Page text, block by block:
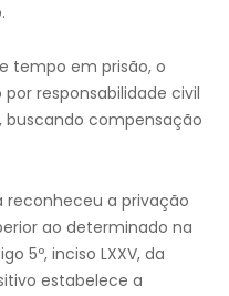
tempo em prisão, o
responsabilidade civil
buscando compensação
reconheceu a privação
ao determinado na
5º, inciso LXXV, da
estabelece a